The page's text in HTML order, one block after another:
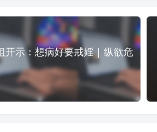
开示：想病好要戒婬 | 纵欲危